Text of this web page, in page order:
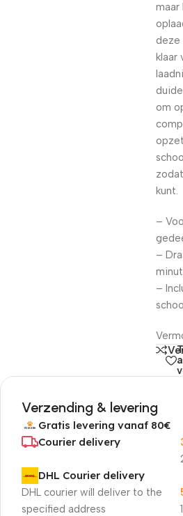
maar
deze
klaar
om
kunt.
–
–
–
Verzending & levering
Gratis levering vanaf 80€
Courier delivery
DHL Courier delivery
DHL courier will deliver to the
specified address